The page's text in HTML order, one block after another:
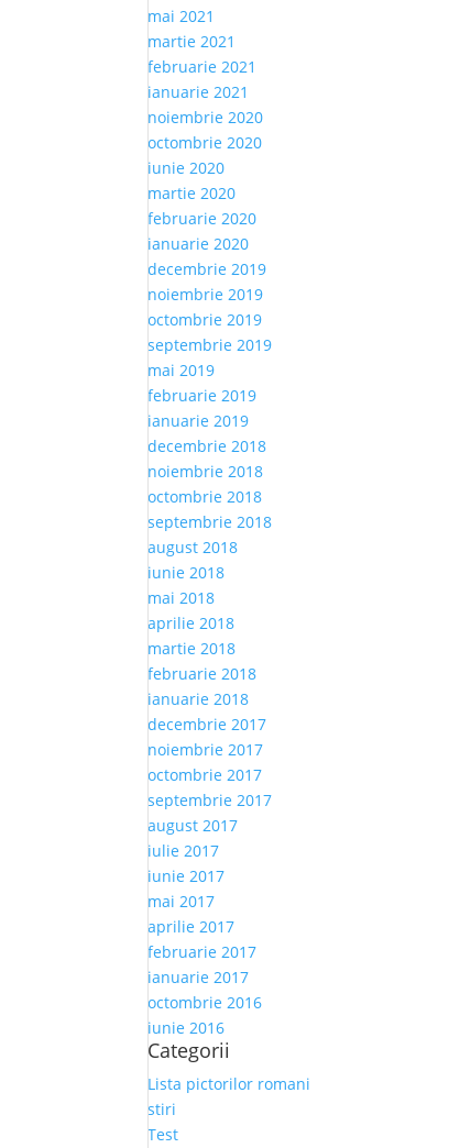
mai 2021
martie 2021
februarie 2021
ianuarie 2021
noiembrie 2020
octombrie 2020
iunie 2020
martie 2020
februarie 2020
ianuarie 2020
decembrie 2019
noiembrie 2019
octombrie 2019
septembrie 2019
mai 2019
februarie 2019
ianuarie 2019
decembrie 2018
noiembrie 2018
octombrie 2018
septembrie 2018
august 2018
iunie 2018
mai 2018
aprilie 2018
martie 2018
februarie 2018
ianuarie 2018
decembrie 2017
noiembrie 2017
octombrie 2017
septembrie 2017
august 2017
iulie 2017
iunie 2017
mai 2017
aprilie 2017
februarie 2017
ianuarie 2017
octombrie 2016
iunie 2016
Categorii
Lista pictorilor romani
stiri
Test